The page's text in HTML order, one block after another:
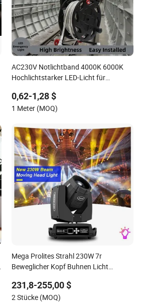
AC230V Notlichtband 4000K 6000K
Hochlichtstarker LED-Licht für
Arbeitsbereichen
0,62-1,28 $
1 Meter (MOQ)
Mega Prolites Strahl 230W 7r
Beweglicher Kopf Buhnen Licht
231,8-255,00 $
2 Stücke (MOQ)